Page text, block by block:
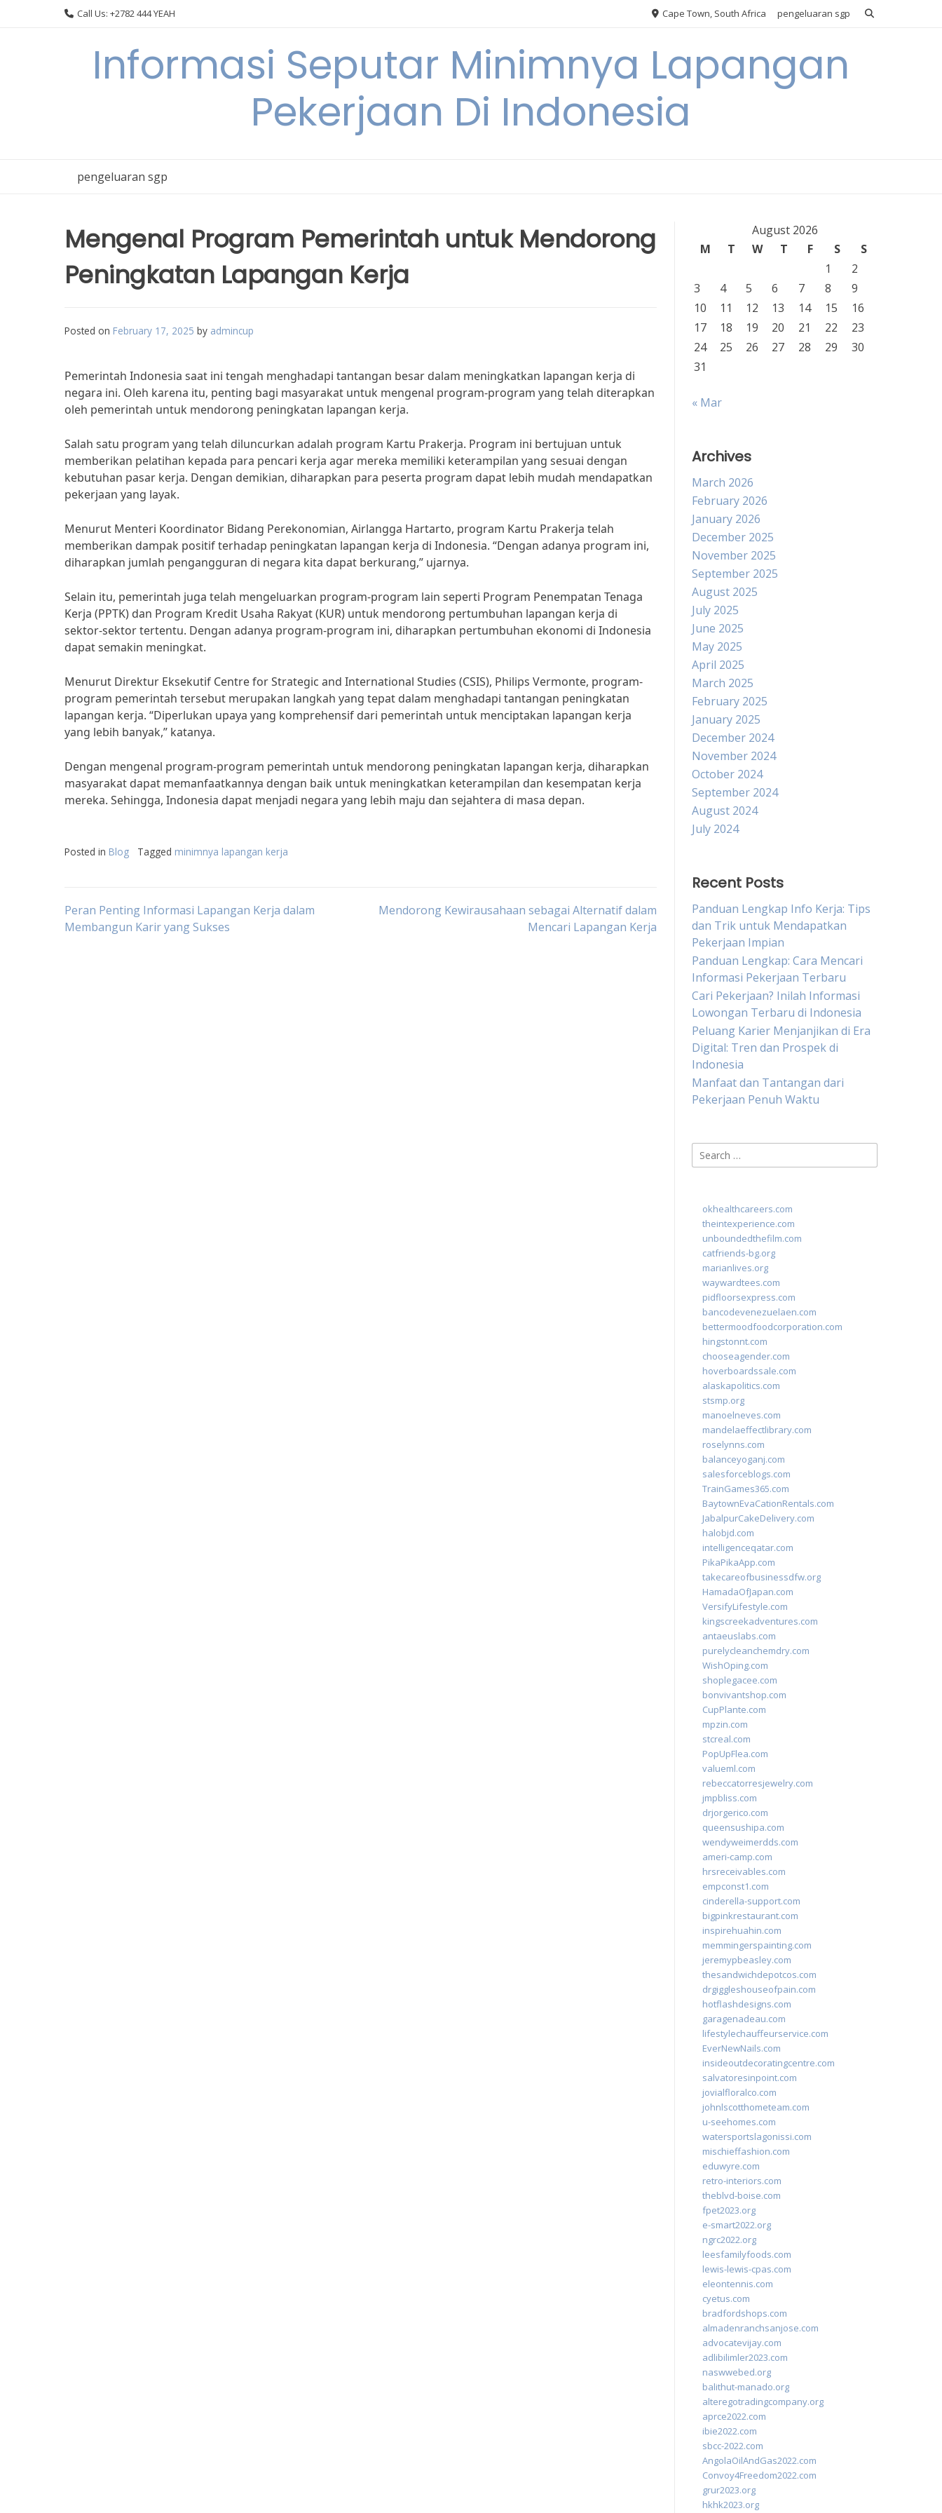
Call Us: +2782 444 YEAH Cape Town, South Africa pengeluaran sgp
Informasi Seputar Minimnya Lapangan
Pekerjaan Di Indonesia
pengeluaran sgp
Mengenal Program Pemerintah untuk Mendorong
Peningkatan Lapangan Kerja
Posted on February 17, 2025 by admincup
Pemerintah Indonesia saat ini tengah menghadapi tantangan besar dalam meningkatkan lapangan kerja di
negara ini. Oleh karena itu, penting bagi masyarakat untuk mengenal program-program yang telah diterapkan
oleh pemerintah untuk mendorong peningkatan lapangan kerja.
Salah satu program yang telah diluncurkan adalah program Kartu Prakerja. Program ini bertujuan untuk
memberikan pelatihan kepada para pencari kerja agar mereka memiliki keterampilan yang sesuai dengan
kebutuhan pasar kerja. Dengan demikian, diharapkan para peserta program dapat lebih mudah mendapatkan
pekerjaan yang layak.
Menurut Menteri Koordinator Bidang Perekonomian, Airlangga Hartarto, program Kartu Prakerja telah
memberikan dampak positif terhadap peningkatan lapangan kerja di Indonesia. “Dengan adanya program ini,
diharapkan jumlah pengangguran di negara kita dapat berkurang,” ujarnya.
Selain itu, pemerintah juga telah mengeluarkan program-program lain seperti Program Penempatan Tenaga
Kerja (PPTK) dan Program Kredit Usaha Rakyat (KUR) untuk mendorong pertumbuhan lapangan kerja di
sektor-sektor tertentu. Dengan adanya program-program ini, diharapkan pertumbuhan ekonomi di Indonesia
dapat semakin meningkat.
Menurut Direktur Eksekutif Centre for Strategic and International Studies (CSIS), Philips Vermonte, program-
program pemerintah tersebut merupakan langkah yang tepat dalam menghadapi tantangan peningkatan
lapangan kerja. “Diperlukan upaya yang komprehensif dari pemerintah untuk menciptakan lapangan kerja
yang lebih banyak,” katanya.
Dengan mengenal program-program pemerintah untuk mendorong peningkatan lapangan kerja, diharapkan
masyarakat dapat memanfaatkannya dengan baik untuk meningkatkan keterampilan dan kesempatan kerja
mereka. Sehingga, Indonesia dapat menjadi negara yang lebih maju dan sejahtera di masa depan.
Posted in Blog Tagged minimnya lapangan kerja
Post
Peran Penting Informasi Lapangan Kerja dalam
Membangun Karir yang Sukses
Mendorong Kewirausahaan sebagai Alternatif dalam
Mencari Lapangan Kerja
August 2026
M
T W T F S
S
1
2
3
4 5 6 7 8
9
10
11 12 13 14 15
16
17
18 19 20 21 22
23
24
25 26 27 28 29
30
31
« Mar
Archives
March 2026
February 2026
January 2026
December 2025
November 2025
September 2025
August 2025
July 2025
June 2025
May 2025
April 2025
March 2025
February 2025
January 2025
December 2024
November 2024
October 2024
September 2024
August 2024
July 2024
Recent Posts
Panduan Lengkap Info Kerja: Tips
dan Trik untuk Mendapatkan
Pekerjaan Impian
Panduan Lengkap: Cara Mencari
Informasi Pekerjaan Terbaru
Cari Pekerjaan? Inilah Informasi
Lowongan Terbaru di Indonesia
Peluang Karier Menjanjikan di Era
Digital: Tren dan Prospek di
Indonesia
Manfaat dan Tantangan dari
Pekerjaan Penuh Waktu
Search
for:
okhealthcareers.com
theintexperience.com
unboundedthefilm.com
catfriends-bg.org
marianlives.org
waywardtees.com
pidfloorsexpress.com
bancodevenezuelaen.com
bettermoodfoodcorporation.com
hingstonnt.com
chooseagender.com
hoverboardssale.com
alaskapolitics.com
stsmp.org
manoelneves.com
mandelaeffectlibrary.com
roselynns.com
balanceyoganj.com
salesforceblogs.com
TrainGames365.com
BaytownEvaCationRentals.com
JabalpurCakeDelivery.com
halobjd.com
intelligenceqatar.com
PikaPikaApp.com
takecareofbusinessdfw.org
HamadaOfJapan.com
VersifyLifestyle.com
kingscreekadventures.com
antaeuslabs.com
purelycleanchemdry.com
WishOping.com
shoplegacee.com
bonvivantshop.com
CupPlante.com
mpzin.com
stcreal.com
PopUpFlea.com
valueml.com
rebeccatorresjewelry.com
jmpbliss.com
drjorgerico.com
queensushipa.com
wendyweimerdds.com
ameri-camp.com
hrsreceivables.com
empconst1.com
cinderella-support.com
bigpinkrestaurant.com
inspirehuahin.com
memmingerspainting.com
jeremypbeasley.com
thesandwichdepotcos.com
drgiggleshouseofpain.com
hotflashdesigns.com
garagenadeau.com
lifestylechauffeurservice.com
EverNewNails.com
insideoutdecoratingcentre.com
salvatoresinpoint.com
jovialfloralco.com
johnlscotthometeam.com
u-seehomes.com
watersportslagonissi.com
mischieffashion.com
eduwyre.com
retro-interiors.com
theblvd-boise.com
fpet2023.org
e-smart2022.org
ngrc2022.org
leesfamilyfoods.com
lewis-lewis-cpas.com
eleontennis.com
cyetus.com
bradfordshops.com
almadenranchsanjose.com
advocatevijay.com
adlibilimler2023.com
naswwebed.org
balithut-manado.org
alteregotradingcompany.org
aprce2022.com
ibie2022.com
sbcc-2022.com
AngolaOilAndGas2022.com
Convoy4Freedom2022.com
grur2023.org
hkhk2023.org